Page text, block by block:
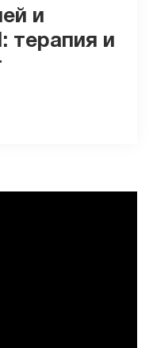
и
терапия и